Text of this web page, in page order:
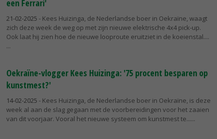
een Ferrari'
21-02-2025 - Kees Huizinga, de Nederlandse boer in Oekraïne, waagt
zich deze week de weg op met zijn nieuwe elektrische 4x4 pick-up.
Ook laat hij zien hoe de nieuwe looproute eruitziet in de koeienstal....
Oekraïne-vlogger Kees Huizinga: '75 procent besparen op
kunstmest?'
14-02-2025 - Kees Huizinga, de Nederlandse boer in Oekraïne, is deze
week al aan de slag gegaan met de voorbereidingen voor het zaaien
van dit voorjaar. Vooral het nieuwe systeem om kunstmest te...